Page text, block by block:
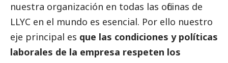
nuestra organización en todas las oficinas de
LLYC en el mundo es esencial. Por ello nuestro
eje principal es que las condiciones y políticas
laborales de la empresa respeten los